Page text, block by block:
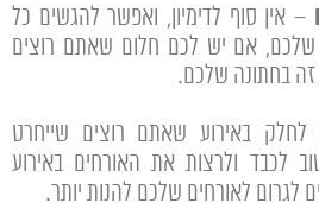
– אין סוף לדימיון, ואפשר להגשים כל
אם יש לכם חלום שאתם רוצים
בחתונה שלכם.
באירוע שאתם רוצים שייחרט
לכבד ולרצות את האורחים באירוע
לגרום לאורחים שלכם להנות יותר.